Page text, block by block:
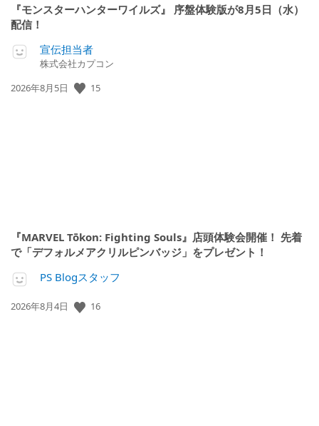
『モンスターハンターワイルズ』 序盤体験版が8月5日（水）
配信！
宣伝担当者
株式会社カプコン
公
2026年8月5日 15
『MARVEL Tōkon: Fighting Souls』店頭体験会開催！ 先着
で「デフォルメアクリルピンバッジ」をプレゼント！
PS Blogスタッフ
公
2026年8月4日 16